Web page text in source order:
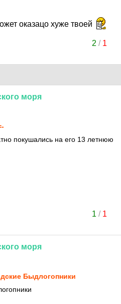
оказацо хуже твоей
2 / 1
моря
покушались на его 13 летнюю
1 / 1
моря
Быдлогопники